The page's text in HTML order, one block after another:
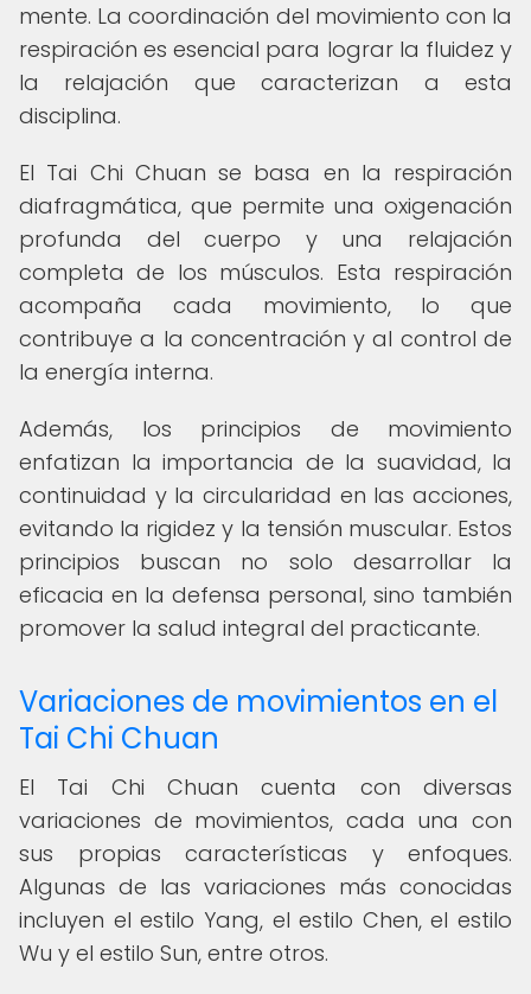
mente. La coordinación del movimiento con la
respiración es esencial para lograr la fluidez y
la relajación que caracterizan a esta
disciplina.
El Tai Chi Chuan se basa en la respiración
diafragmática, que permite una oxigenación
profunda del cuerpo y una relajación
completa de los músculos. Esta respiración
acompaña cada movimiento, lo que
contribuye a la concentración y al control de
la energía interna.
Además, los principios de movimiento
enfatizan la importancia de la suavidad, la
continuidad y la circularidad en las acciones,
evitando la rigidez y la tensión muscular. Estos
principios buscan no solo desarrollar la
eficacia en la defensa personal, sino también
promover la salud integral del practicante.
Variaciones de movimientos en el
Tai Chi Chuan
El Tai Chi Chuan cuenta con diversas
variaciones de movimientos, cada una con
sus propias características y enfoques.
Algunas de las variaciones más conocidas
incluyen el estilo Yang, el estilo Chen, el estilo
Wu y el estilo Sun, entre otros.